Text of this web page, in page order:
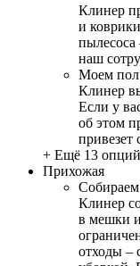
Клинер
и
пылесоса
наш
Моем пол
Клинер
Если у
об этом
привезет
+ Ещё 13 опций
Прихожая
Собираем
Клинер
в мешки
отходы –